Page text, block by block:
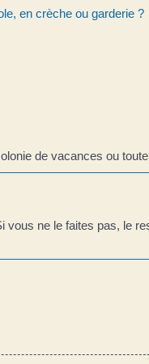
en crèche ou garderie ?
de vacances ou
ne le faites pas, le